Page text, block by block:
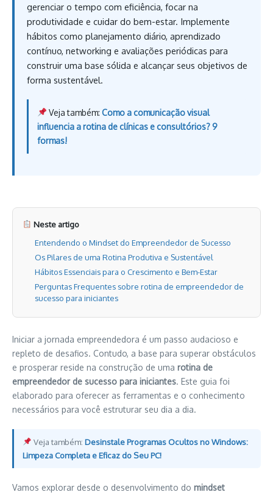
gerenciar o tempo com eficiência, focar na
produtividade e cuidar do bem-estar. Implemente
hábitos como planejamento diário, aprendizado
contínuo, networking e avaliações periódicas para
construir uma base sólida e alcançar seus objetivos de
forma sustentável.
Veja também: Como a comunicação visual
influencia a rotina de clínicas e consultórios? 9
formas!
Neste artigo
Entendendo o Mindset do Empreendedor de Sucesso
Os Pilares de uma Rotina Produtiva e Sustentável
Hábitos Essenciais para o Crescimento e Bem-Estar
Perguntas Frequentes sobre rotina de empreendedor de
sucesso para iniciantes
Iniciar a jornada empreendedora é um passo audacioso e
repleto de desafios. Contudo, a base para superar obstáculos
e prosperar reside na construção de uma rotina de
empreendedor de sucesso para iniciantes. Este guia foi
elaborado para oferecer as ferramentas e o conhecimento
necessários para você estruturar seu dia a dia.
Veja também:Desinstale Programas Ocultos no Windows:
Limpeza Completa e Eficaz do Seu PC!
Vamos explorar desde o desenvolvimento do mindset